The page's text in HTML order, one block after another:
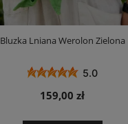
Bluzka Lniana Werolon Zielona
5.0
159,00 zł